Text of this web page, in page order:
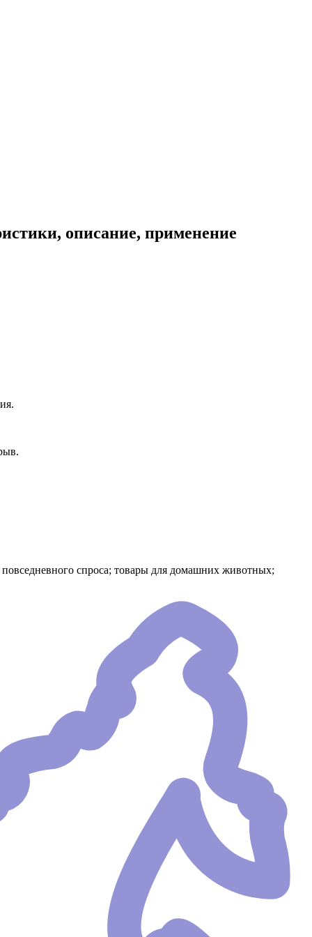
описание, применение
спроса; товары для домашних животных;